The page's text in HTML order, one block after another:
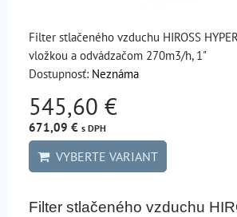
Filter stlačeného vzduchu HIROSS
vložkou a odvádzačom 270m3/h, 1"
Dostupnosť: Neznáma
545,60 €
671,09 € s DPH
VYBERTE VARIANT
Filter stlačeného vzduchu